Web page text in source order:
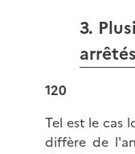
3.
arrêtés
120
Tel est le cas
diffère de